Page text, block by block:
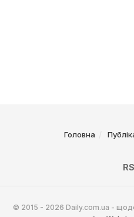
Головна
© 2015 - 2026 Daily.com.ua -